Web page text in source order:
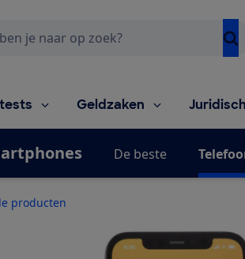
Geldzaken
De beste
producten